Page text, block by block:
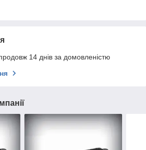
14 днів за домовленістю